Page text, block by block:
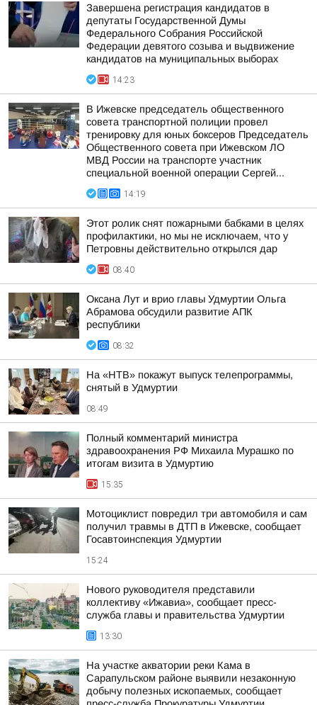
Завершена регистрация кандидатов в
депутаты Государственной Думы
Федерального Собрания Российской
Федерации девятого созыва и выдвижение
кандидатов на муниципальных выборах
14:23
В Ижевске председатель общественного
совета транспортной полиции провел
тренировку для юных боксеров Председатель
Общественного совета при Ижевском ЛО
МВД России на транспорте участник
специальной военной операции Сергей...
14:19
Этот ролик снят пожарными бабками в целях
профилактики, но мы не исключаем, что у
Петровны действительно открылся дар
08:40
Оксана Лут и врио главы Удмуртии Ольга
Абрамова обсудили развитие АПК
республики
08:32
На «НТВ» покажут выпуск телепрограммы,
снятый в Удмуртии
08:49
Полный комментарий министра
здравоохранения РФ Михаила Мурашко по
итогам визита в Удмуртию
15:35
Мотоциклист повредил три автомобиля и сам
получил травмы в ДТП в Ижевске, сообщает
Госавтоинспекция Удмуртии
15:24
Нового руководителя представили
коллективу «Ижавиа», сообщает пресс-
служба главы и правительства Удмуртии
13:30
На участке акватории реки Кама в
Сарапульском районе выявили незаконную
добычу полезных ископаемых, сообщает